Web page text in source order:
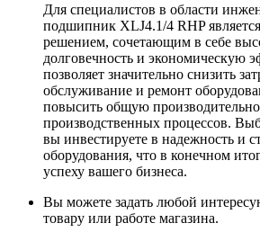
Для специалистов в области
подшипник XLJ4.1/4 RHP
решением, сочетающим в себе
долговечность и экономическую
позволяет значительно снизить
обслуживание и ремонт
повысить общую
производственных процессов.
вы инвестируете в надежность и
оборудования, что в конечном
успеху вашего бизнеса.
Вы можете задать любой
товару или работе магазина.